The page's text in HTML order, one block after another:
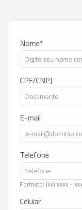
Nome
CPF/CNPJ
E-mail
Telefone
Formato: (xx) xxxx -
Celular